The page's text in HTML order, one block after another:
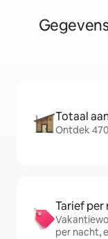
Totaal
Ontdek
Tarief per
per nacht,